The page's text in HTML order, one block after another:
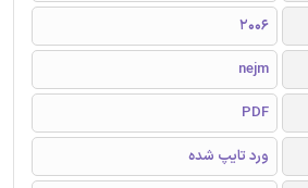
2006
nejm
PDF
ورد تایپ شده